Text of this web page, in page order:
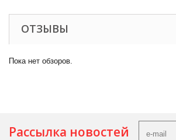
ОТЗЫВЫ
Пока нет обзоров.
Рассылка новостей